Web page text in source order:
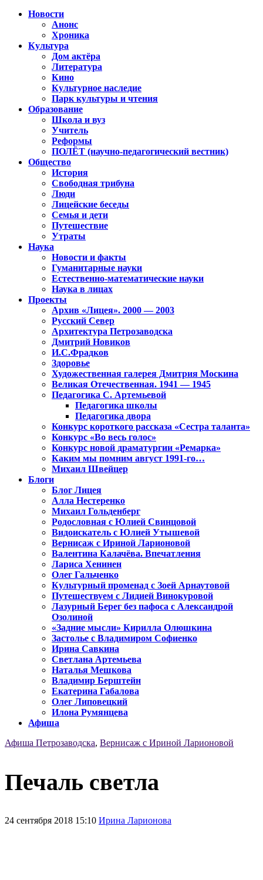
Новости
Анонс
Хроника
Культура
Дом актёра
Литература
Кино
Культурное наследие
Парк культуры и чтения
Образование
Школа и вуз
Учитель
Реформы
ПОЛЁТ (научно-педагогический вестник)
Общество
История
Свободная трибуна
Люди
Лицейские беседы
Семья и дети
Путешествие
Утраты
Наука
Новости и факты
Гуманитарные науки
Естественно-математические науки
Наука в лицах
Проекты
Архив «Лицея». 2000 — 2003
Русский Север
Архитектура Петрозаводска
Дмитрий Новиков
И.С.Фрадков
Здоровье
Художественная галерея Дмитрия Москина
Великая Отечественная. 1941 — 1945
Педагогика С. Артемьевой
Педагогика школы
Педагогика двора
Конкурс короткого рассказа «Сестра таланта»
Конкурс «Во весь голос»
Конкурс новой драматургии «Ремарка»
Каким мы помним август 1991-го…
Михаил Швейцер
Блоги
Блог Лицея
Алла Нестеренко
Михаил Гольденберг
Родословная с Юлией Свинцовой
Видоискатель с Юлией Утышевой
Вернисаж с Ириной Ларионовой
Валентина Калачёва. Впечатления
Лариса Хенинен
Олег Гальченко
Культурный променад с Зоей Арнаутовой
Путешествуем с Лидией Винокуровой
Лазурный Берег без пафоса с Александрой
Озолиной
«Задние мысли» Кирилла Олюшкина
Застолье с Владимиром Софиенко
Ирина Савкина
Светлана Артемьева
Наталья Мешкова
Владимир Берштейн
Екатерина Габалова
Олег Липовецкий
Илона Румянцева
Афиша
Афиша Петрозаводска, Вернисаж с Ириной Ларионовой
Печаль светла
24 сентября 2018 15:10 Ирина Ларионова